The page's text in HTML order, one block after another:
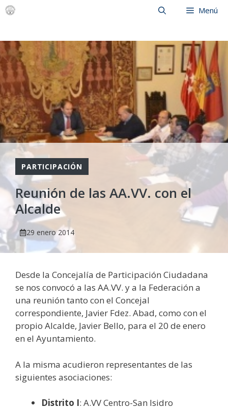
Saltar
Menú
PARTICIPACIÓN
Reunión de las AA.VV. con el
Alcalde
29 enero 2014
Desde la Concejalía de Participación Ciudadana
se nos convocó a las AA.VV. y a la Federación a
una reunión tanto con el Concejal
correspondiente, Javier Fdez. Abad, como con el
propio Alcalde, Javier Bello, para el 20 de enero
en el Ayuntamiento.
A la misma acudieron representantes de las
siguientes asociaciones:
Distrito I: A.VV Centro-San Isidro